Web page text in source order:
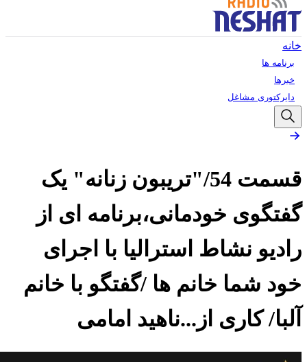
خانه
برنامه ها
خبرها
دایرکتوری مشاغل
قسمت 54/"تریبون زنانه" یک
گفتگوی خودمانی،برنامه ای از
رادیو نشاط استرالیا با اجرای
خود شما خانم ها /گفتگو با خانم
آلبا/ کاری از...ناهید امامی